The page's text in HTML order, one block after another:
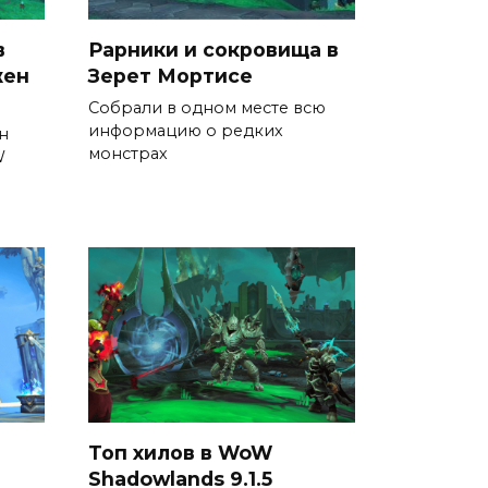
Рарники и сокровища в
Зерет Мортисе
Собрали в одном месте всю
информацию о редких
монстрах
Топ хилов в WoW
Shadowlands 9.1.5